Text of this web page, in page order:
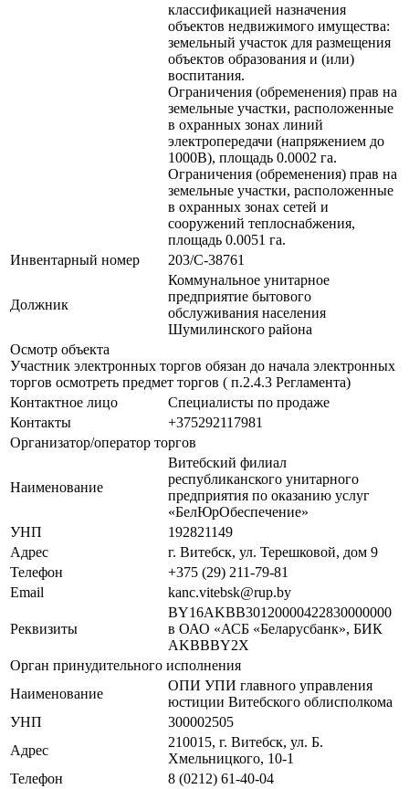
классификацией назначения
объектов недвижимого имущества:
земельный участок для размещения
объектов образования и (или)
воспитания.
Ограничения (обременения) прав на
земельные участки, расположенные
в охранных зонах линий
электропередачи (напряжением до
1000В), площадь 0.0002 га.
Ограничения (обременения) прав на
земельные участки, расположенные
в охранных зонах сетей и
сооружений теплоснабжения,
площадь 0.0051 га.
Инвентарный номер
203/C-38761
Должник
Коммунальное унитарное
предприятие бытового
обслуживания населения
Шумилинского района
Осмотр объекта
Участник электронных торгов обязан до начала электронных
торгов осмотреть предмет торгов ( п.2.4.3 Регламента)
Контактное лицо
Специалисты по продаже
Контакты
+375292117981
Организатор/оператор торгов
Наименование
Витебский филиал
республиканского унитарного
предприятия по оказанию услуг
«БелЮрОбеспечение»
УНП
192821149
Адрес
г. Витебск, ул. Терешковой, дом 9
Телефон
+375 (29) 211-79-81
Email
kanc.vitebsk@rup.by
Реквизиты
BY16AKBB30120000422830000000
в ОАО «АСБ «Беларусбанк», БИК
AKBBBY2X
Орган принудительного исполнения
Наименование
ОПИ УПИ главного управления
юстиции Витебского облисполкома
УНП
300002505
Адрес
210015, г. Витебск, ул. Б.
Хмельницкого, 10-1
Телефон
8 (0212) 61-40-04